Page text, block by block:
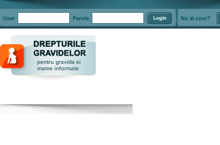
User Parola Nu ai cont?